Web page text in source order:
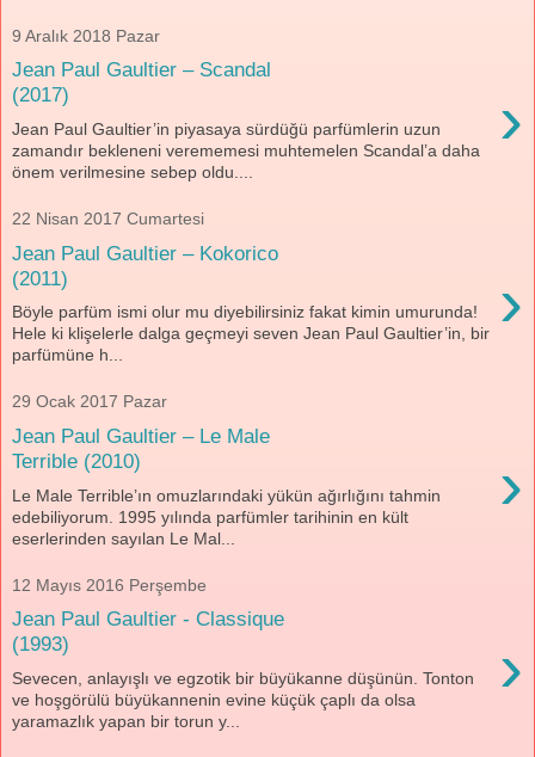
9 Aralık 2018 Pazar
Jean Paul Gaultier – Scandal
(2017)
›
Jean Paul Gaultier’in piyasaya sürdüğü parfümlerin uzun
zamandır bekleneni verememesi muhtemelen Scandal’a daha
önem verilmesine sebep oldu....
22 Nisan 2017 Cumartesi
Jean Paul Gaultier – Kokorico
(2011)
›
Böyle parfüm ismi olur mu diyebilirsiniz fakat kimin umurunda!
Hele ki klişelerle dalga geçmeyi seven Jean Paul Gaultier’in, bir
parfümüne h...
29 Ocak 2017 Pazar
Jean Paul Gaultier – Le Male
Terrible (2010)
›
Le Male Terrible’ın omuzlarındaki yükün ağırlığını tahmin
edebiliyorum. 1995 yılında parfümler tarihinin en kült
eserlerinden sayılan Le Mal...
12 Mayıs 2016 Perşembe
Jean Paul Gaultier - Classique
(1993)
›
Sevecen, anlayışlı ve egzotik bir büyükanne düşünün. Tonton
ve hoşgörülü büyükannenin evine küçük çaplı da olsa
yaramazlık yapan bir torun y...